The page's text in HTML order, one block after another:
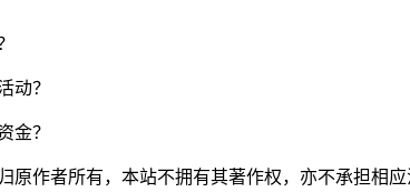
动？
金？
作者所有，本站不拥有其著作权，亦不承担相